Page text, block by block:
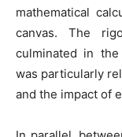
mathematical
canvas. The
culminated in the
was particularly
and the impact of